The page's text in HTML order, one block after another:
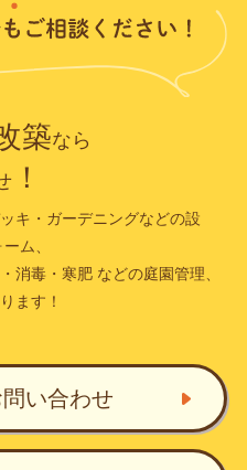
築なら
！
キ・ガーデニングなどの設
ム、
消毒・寒肥などの庭園管理、
ます！
い合わせ